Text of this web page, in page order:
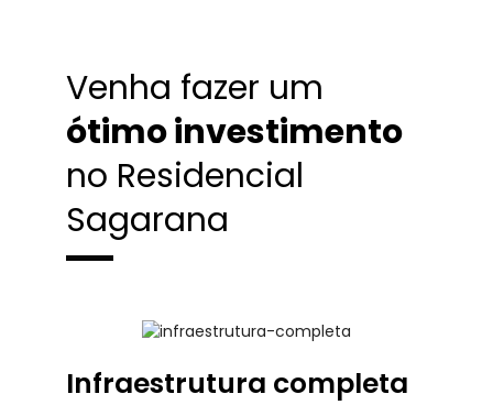
Venha fazer um
ótimo investimento
no Residencial
Sagarana
Infraestrutura completa